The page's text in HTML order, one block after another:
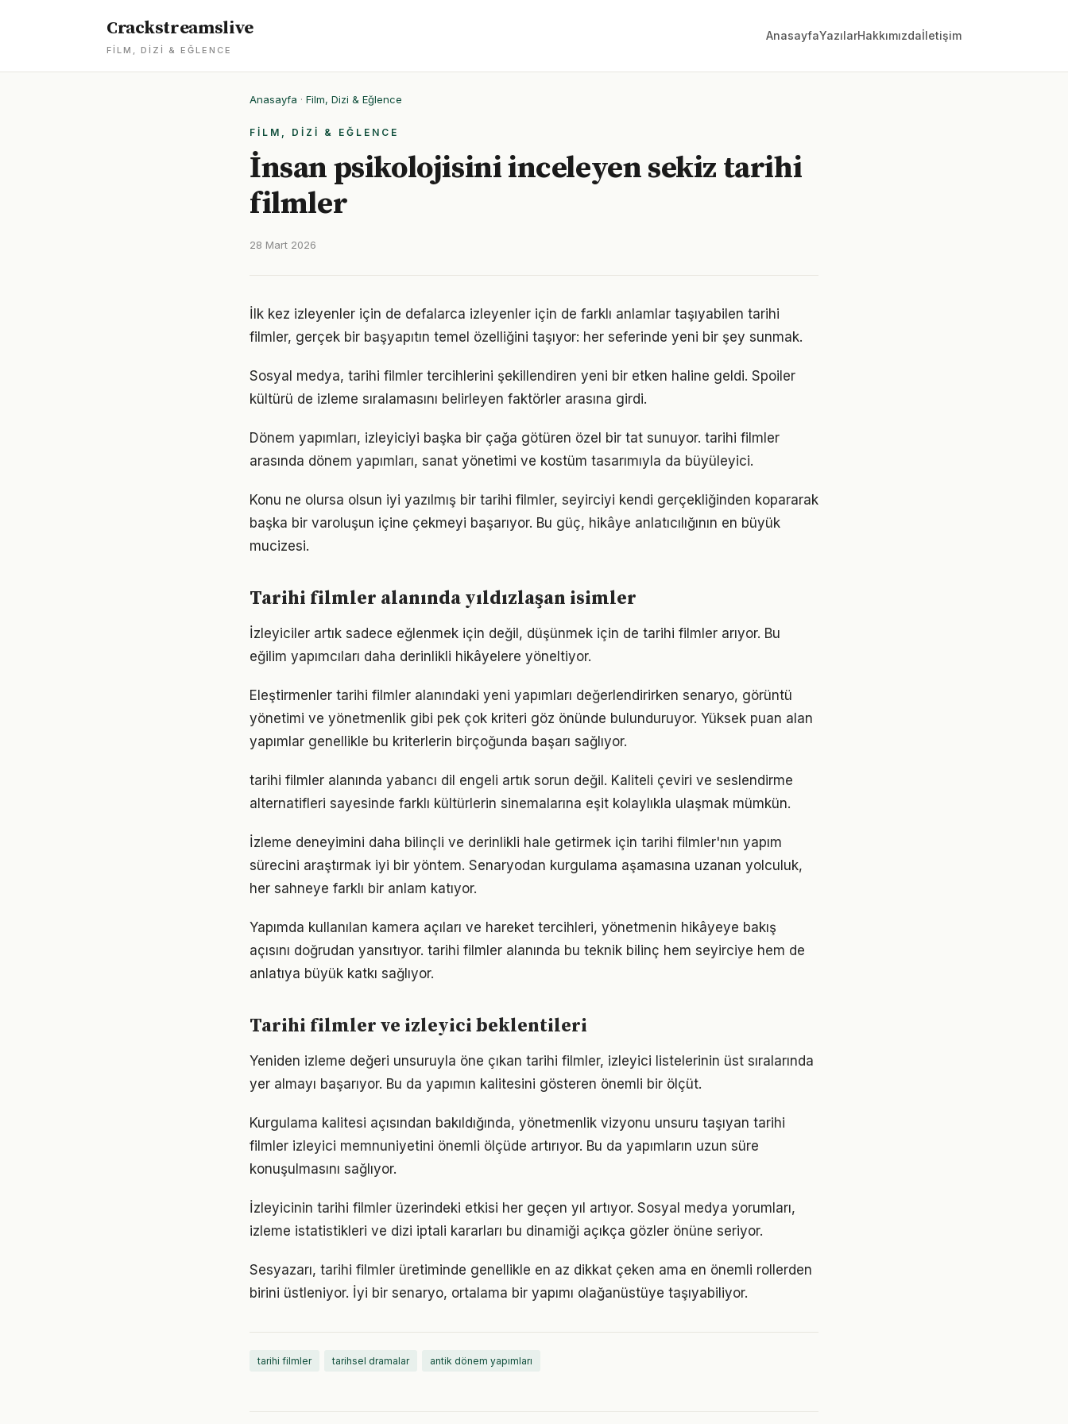
Crackstreamslive
FILM, DIZI & EĞLENCE
AnasayfaYazılarHakkımızdaİletişim
Anasayfa · Film, Dizi & Eğlence
FILM, DIZI & EĞLENCE
İnsan psikolojisini inceleyen sekiz tarihi
filmler
28 Mart 2026
İlk kez izleyenler için de defalarca izleyenler için de farklı anlamlar taşıyabilen tarihi
filmler, gerçek bir başyapıtın temel özelliğini taşıyor: her seferinde yeni bir şey sunmak.
Sosyal medya, tarihi filmler tercihlerini şekillendiren yeni bir etken haline geldi. Spoiler
kültürü de izleme sıralamasını belirleyen faktörler arasına girdi.
Dönem yapımları, izleyiciyi başka bir çağa götüren özel bir tat sunuyor. tarihi filmler
arasında dönem yapımları, sanat yönetimi ve kostüm tasarımıyla da büyüleyici.
Konu ne olursa olsun iyi yazılmış bir tarihi filmler, seyirciyi kendi gerçekliğinden kopararak
başka bir varoluşun içine çekmeyi başarıyor. Bu güç, hikâye anlatıcılığının en büyük
mucizesi.
Tarihi filmler alanında yıldızlaşan isimler
İzleyiciler artık sadece eğlenmek için değil, düşünmek için de tarihi filmler arıyor. Bu
eğilim yapımcıları daha derinlikli hikâyelere yöneltiyor.
Eleştirmenler tarihi filmler alanındaki yeni yapımları değerlendirirken senaryo, görüntü
yönetimi ve yönetmenlik gibi pek çok kriteri göz önünde bulunduruyor. Yüksek puan alan
yapımlar genellikle bu kriterlerin birçoğunda başarı sağlıyor.
tarihi filmler alanında yabancı dil engeli artık sorun değil. Kaliteli çeviri ve seslendirme
alternatifleri sayesinde farklı kültürlerin sinemalarına eşit kolaylıkla ulaşmak mümkün.
İzleme deneyimini daha bilinçli ve derinlikli hale getirmek için tarihi filmler'nın yapım
sürecini araştırmak iyi bir yöntem. Senaryodan kurgulama aşamasına uzanan yolculuk,
her sahneye farklı bir anlam katıyor.
Yapımda kullanılan kamera açıları ve hareket tercihleri, yönetmenin hikâyeye bakış
açısını doğrudan yansıtıyor. tarihi filmler alanında bu teknik bilinç hem seyirciye hem de
anlatıya büyük katkı sağlıyor.
Tarihi filmler ve izleyici beklentileri
Yeniden izleme değeri unsuruyla öne çıkan tarihi filmler, izleyici listelerinin üst sıralarında
yer almayı başarıyor. Bu da yapımın kalitesini gösteren önemli bir ölçüt.
Kurgulama kalitesi açısından bakıldığında, yönetmenlik vizyonu unsuru taşıyan tarihi
filmler izleyici memnuniyetini önemli ölçüde artırıyor. Bu da yapımların uzun süre
konuşulmasını sağlıyor.
İzleyicinin tarihi filmler üzerindeki etkisi her geçen yıl artıyor. Sosyal medya yorumları,
izleme istatistikleri ve dizi iptali kararları bu dinamiği açıkça gözler önüne seriyor.
Sesyazarı, tarihi filmler üretiminde genellikle en az dikkat çeken ama en önemli rollerden
birini üstleniyor. İyi bir senaryo, ortalama bir yapımı olağanüstüye taşıyabiliyor.
tarihi filmler tarihsel dramalar antik dönem yapımları